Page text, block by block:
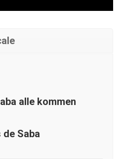
alle kommen
Saba